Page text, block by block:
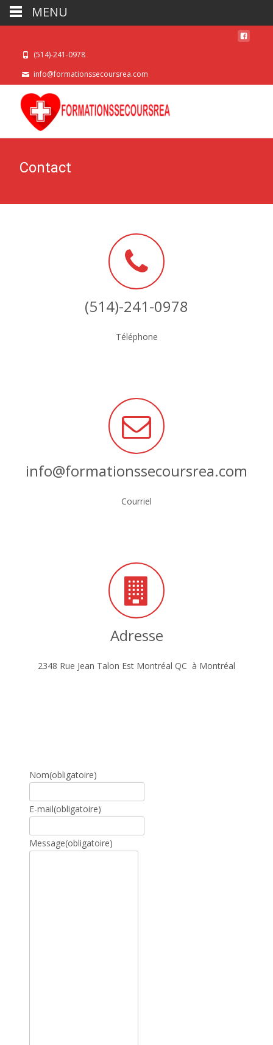
(514)-241-0978
info@formationssecoursrea.com
Contact
(514)-241-0978
Téléphone
info@formationssecoursrea.com
Courriel
Adresse
2348 Rue Jean Talon Est Montréal QC à Montréal
Nom(obligatoire)
E-mail(obligatoire)
Message(obligatoire)
MENU